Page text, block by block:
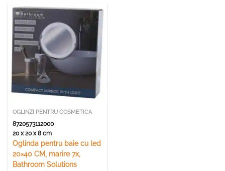
OGLINZI PENTRU COSMETICA
8720573112000
20 x 20 x 8 cm
Oglinda pentru baie cu led
20×40 CM, marire 7x,
Bathroom Solutions